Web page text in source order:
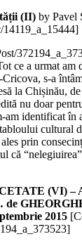
(II) by Pavel
ce a urmat am
s-a
la Chișinău,
nu doar
am identificat în
cultural
prin
că
(VI) –
2015